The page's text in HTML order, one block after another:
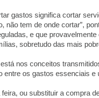
gastos significa cortar
tem de onde cortar”,
e que
sobretudo das mais
nos conceitos
os gastos essenciais e
ou substituir a compra